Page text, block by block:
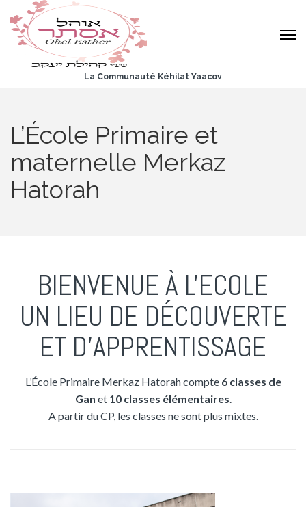
La Communauté Kéhilat Yaacov
L’École Primaire et
maternelle Merkaz
Hatorah
BIENVENUE À L'ECOLE
UN LIEU DE DÉCOUVERTE
ET D'APPRENTISSAGE
L’École Primaire Merkaz Hatorah compte6 classes de
Gan et10 classes élémentaires.
A partir du CP, les classes ne sont plus mixtes.